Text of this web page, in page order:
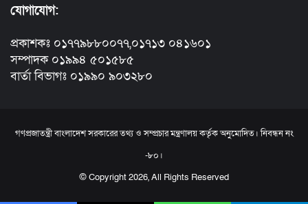
যোগাযোগ:
প্রকাশকঃ ০১৭৭৯৮৮০০৭৭,০১৭১৩ ০৪১৬০১
সম্পাদক ০১৯৯৪ ৫০১৫৮৫
বার্তা বিভাগঃ ০১৯৯০ ৯০৩২৮০
গণপ্রজাতন্ত্রী বাংলাদেশ সরকারের তথ্য ও সম্প্রচার মন্ত্রণালয় কর্তৃক অনুমোদিত। নিবন্ধন নং
-৮০।
© Copyright 2026, All Rights Reserved